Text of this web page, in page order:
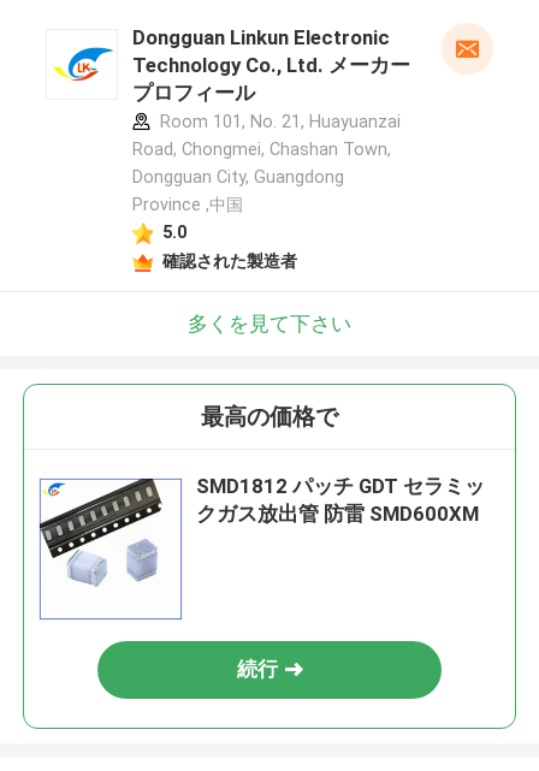
Dongguan Linkun Electronic
Technology Co., Ltd. メーカー
プロフィール
Room 101, No. 21, Huayuanzai
Road, Chongmei, Chashan Town,
Dongguan City, Guangdong
Province ,中国
5.0
確認された製造者
多くを見て下さい
最高の価格で
SMD1812 パッチ GDT セラミッ
クガス放出管 防雷 SMD600XM
続行